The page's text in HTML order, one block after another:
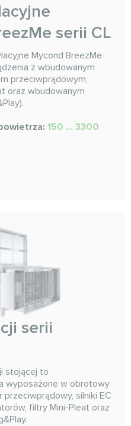
serii CL
Mycond BreezMe
z wbudowanym
przeciwprądowym,
oraz wbudowanym
150 ... 3300
serii
stojącej to
wyposażone w obrotowy
silniki EC
filtry Mini-Pleat oraz